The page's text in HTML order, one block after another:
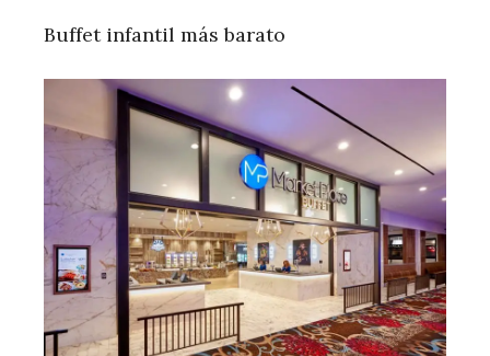
Buffet infantil más barato